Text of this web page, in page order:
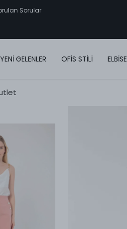
Sorular
YENİ GELENLER OFİS STİLİ ELBİSE